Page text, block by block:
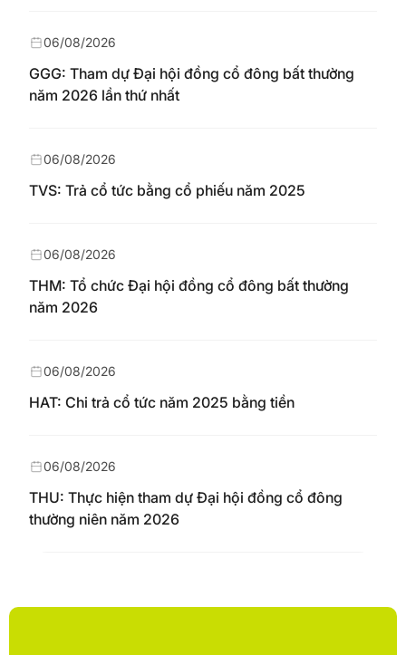
ngày 04/08/2026
GGG: Tham dự Đại hội đồng cổ đông bất thường
năm 2026 lần thứ nhất
06/08/2026
TVS: Trả cổ tức bằng cổ phiếu năm 2025
06/08/2026
THM: Tổ chức Đại hội đồng cổ đông bất thường
năm 2026
06/08/2026
HAT: Chi trả cổ tức năm 2025 bằng tiền
06/08/2026
THU: Thực hiện tham dự Đại hội đồng cổ đông
thường niên năm 2026
06/08/2026